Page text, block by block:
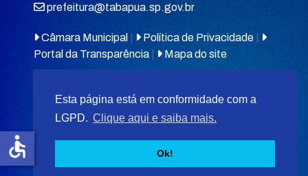
Esta página está em conformidade com a
LGPD. Clique aqui e saiba mais.
Ok!
prefeitura@tabapua.sp.gov.br
Câmara Municipal Política de Privacidade
Portal da Transparência
Mapa do site
© 2026MIT Tabapuã.
accessible